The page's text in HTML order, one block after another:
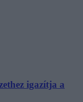
igazítja a